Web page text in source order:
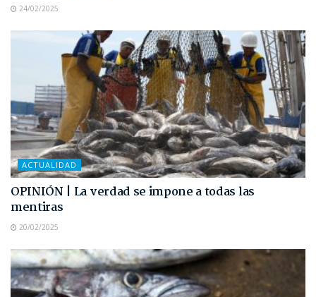
24/02/2025
ACTUALIDAD
OPINIÓN | La verdad se impone a todas las
mentiras
20/02/2025